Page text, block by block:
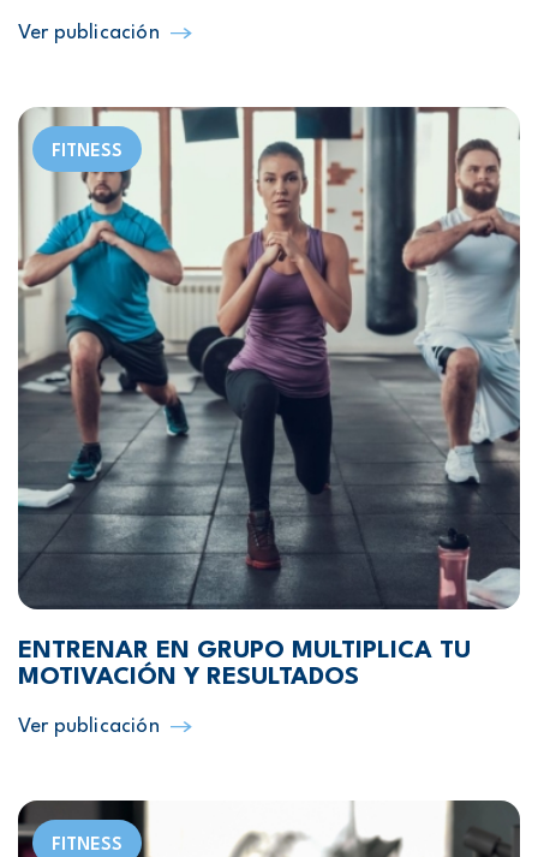
Ver publicación
FITNESS
ENTRENAR EN GRUPO MULTIPLICA TU
MOTIVACIÓN Y RESULTADOS
Ver publicación
FITNESS